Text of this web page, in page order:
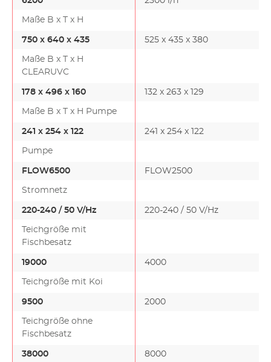
Maße B x T x H
750 x 640 x 435 525 x 435 x 380
Maße B x T x H
CLEARUVC
178 x 496 x 160 132 x 263 x 129
Maße B x T x H Pumpe
241 x 254 x 122 241 x 254 x 122
Pumpe
FLOW6500 FLOW2500
Stromnetz
220-240 / 50 V/Hz 220-240 / 50 V/Hz
Teichgröße mit
Fischbesatz
19000 4000
Teichgröße mit Koi
9500 2000
Teichgröße ohne
Fischbesatz
38000 8000